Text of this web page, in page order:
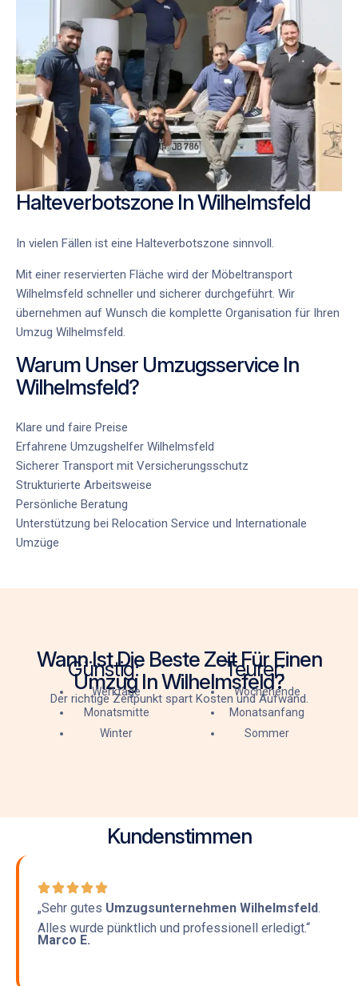
Halteverbotszone In Wilhelmsfeld
In vielen Fällen ist eine Halteverbotszone sinnvoll.
Mit einer reservierten Fläche wird der Möbeltransport
Wilhelmsfeld schneller und sicherer durchgeführt. Wir
übernehmen auf Wunsch die komplette Organisation für Ihren
Umzug Wilhelmsfeld.
Warum Unser Umzugsservice In
Wilhelmsfeld?
Klare und faire Preise
Erfahrene Umzugshelfer Wilhelmsfeld
Sicherer Transport mit Versicherungsschutz
Strukturierte Arbeitsweise
Persönliche Beratung
Unterstützung bei Relocation Service und Internationale
Umzüge
Wann Ist Die Beste Zeit Für Einen
Umzug In Wilhelmsfeld?
Der richtige Zeitpunkt spart Kosten und Aufwand.
Günstig:
Werktage
Monatsmitte
Winter
Teurer:
Wochenende
Monatsanfang
Sommer
Kundenstimmen
„Sehr gutes Umzugsunternehmen Wilhelmsfeld.
Alles wurde pünktlich und professionell erledigt.“
Marco E.